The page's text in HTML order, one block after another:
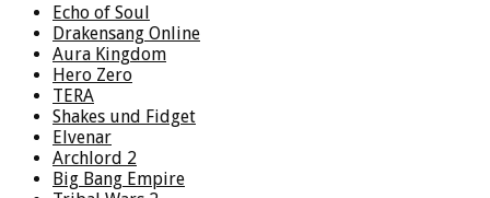
Echo of Soul
Drakensang Online
Aura Kingdom
Hero Zero
TERA
Shakes und Fidget
Elvenar
Archlord 2
Big Bang Empire